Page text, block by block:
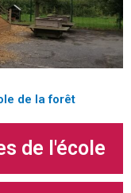
de la forêt
de l'école